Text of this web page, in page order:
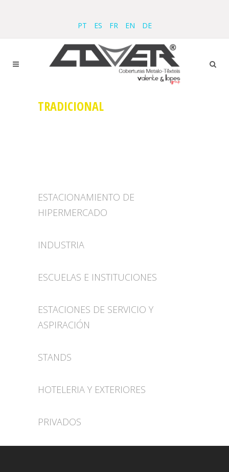
PT ES FR EN DE
TRADICIONAL
ESTACIONAMIENTO DE
HIPERMERCADO
INDUSTRIA
ESCUELAS E INSTITUCIONES
ESTACIONES DE SERVICIO Y
ASPIRACIÓN
STANDS
HOTELERIA Y EXTERIORES
PRIVADOS